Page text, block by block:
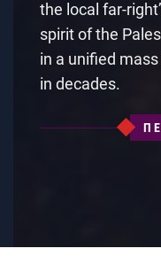
the local far-
spirit of the
in a unified
in decades.